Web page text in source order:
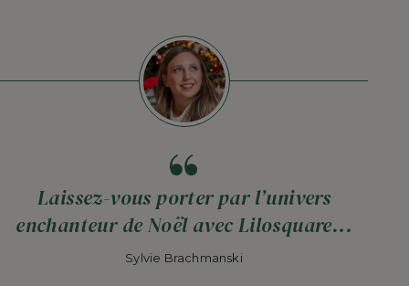
Laissez-vous porter par l’univers
enchanteur de Noël avec Lilosquare...
Sylvie Brachmanski